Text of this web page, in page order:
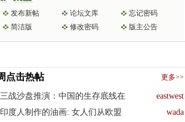
发布新帖 论坛文库
忘记密码
简洁版
修改密码 版主公告
点击热帖 更多>>
三战沙盘推演：中国的生存底线在 eastwest
印度人制作的油画: 女人们从欧盟 wada